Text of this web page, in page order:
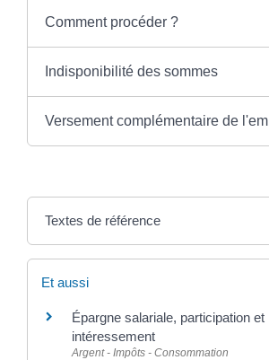
Comment procéder ?
Indisponibilité des sommes
Versement complémentaire de
Textes de référence
Et aussi
Épargne salariale, participation et
intéressement
Argent - Impôts - Consommation